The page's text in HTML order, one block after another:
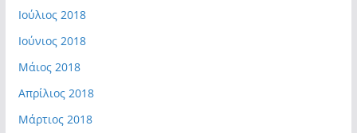
Ιούλιος 2018
Ιούνιος 2018
Μάιος 2018
Απρίλιος 2018
Μάρτιος 2018